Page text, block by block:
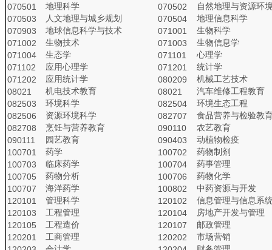
070501
地理科学 070502
自然地理与资源环
070503
人文地理与城乡规划 070504
地理信息科学
070903
地球信息科学与技术 071001
生物科学
071002
生物技术 071003
生物信息学
071004
生态学 071101
心理学
071102
应用心理学 071201
统计学
071202
应用统计学 080209
机械工艺技术
08021
机电技术教育 08021
汽车维修工程教育
082503
环境科学 082504
环境生态工程
082506
资源环境科学 082707
食品营养与检验教
082708
烹饪与营养教育 090110
农艺教育
090111
园艺教育 090403
动植物检疫
100701
药学 100702
药物制剂
100703
临床药学 100704
药事管理
100705
药物分析 100706
药物化学
100707
海洋药学 100802
中药资源与开发
120101
管理科学 120102
信息管理与信息系
120103
工程管理 120104
房地产开发与管理
120105
工程造价 120107
邮政管理
120201
工商管理 120202
市场营销